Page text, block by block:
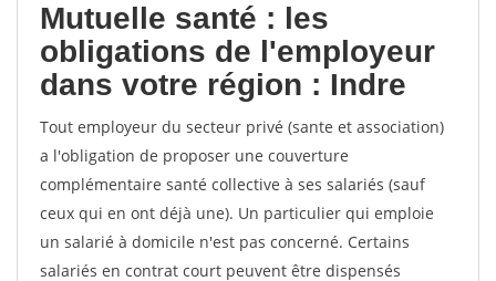
Mutuelle santé : les
obligations de l'employeur
dans votre région : Indre
Tout employeur du secteur privé (sante et association)
a l'obligation de proposer une couverture
complémentaire santé collective à ses salariés (sauf
ceux qui en ont déjà une). Un particulier qui emploie
un salarié à domicile n'est pas concerné. Certains
salariés en contrat court peuvent être dispensés